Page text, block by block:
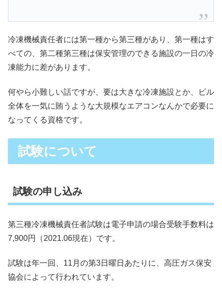
冷凍機械責任者には第一種から第三種があり、第一種はす
べての、第二種第三種は保安管理のできる施設の一日の冷
凍能力に差があります。
何やら小難しい話ですが、要は大きな冷凍施設とか、ビル
全体を一気に賄うような大規模なエアコンなんかで必要に
なってくる資格です。
試験について
試験の申し込み
第三種冷凍機械責任者試験は電子申請の場合受験手数料は
7,900円（2021.06現在）です。
試験は年一回、11月の第3日曜日あたりに、高圧ガス保安
協会によって行われています。